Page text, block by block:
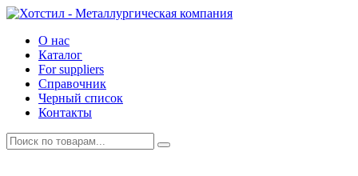
О нас
Каталог
For suppliers
Справочник
Черный список
Контакты